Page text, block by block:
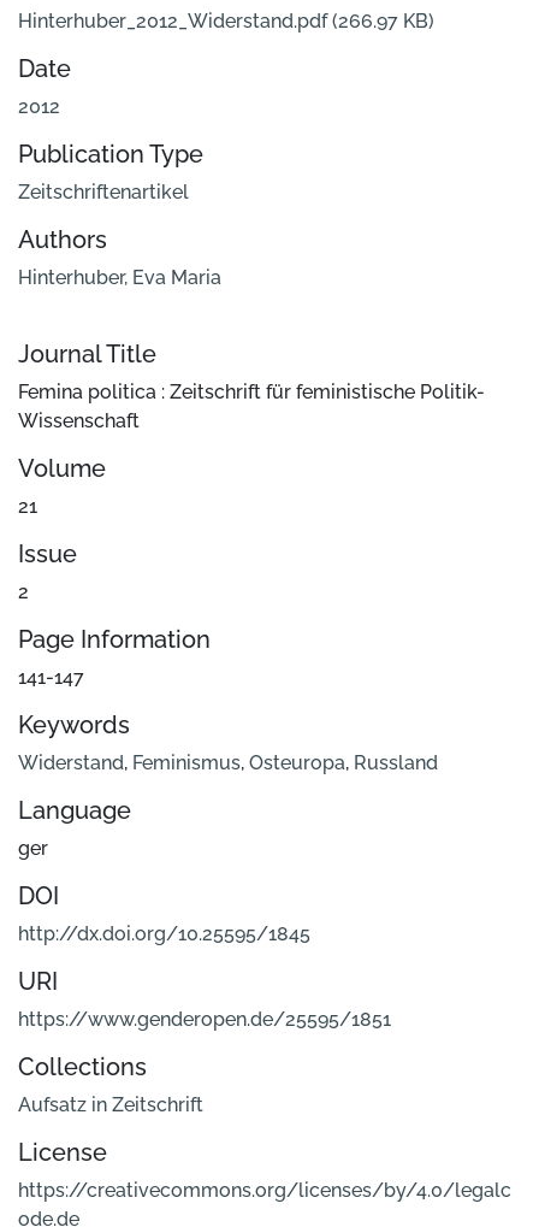
Hinterhuber_2012_Widerstand.pdf(266.97 KB)
Date
2012
Publication Type
Zeitschriftenartikel
Authors
Hinterhuber, Eva Maria
Journal Title
Femina politica : Zeitschrift für feministische Politik-
Wissenschaft
Volume
21
Issue
2
Page Information
141-147
Keywords
Widerstand, Feminismus, Osteuropa, Russland
Language
ger
DOI
http://dx.doi.org/10.25595/1845
URI
https://www.genderopen.de/25595/1851
Collections
Aufsatz in Zeitschrift
License
https://creativecommons.org/licenses/by/4.0/legalc
ode.de